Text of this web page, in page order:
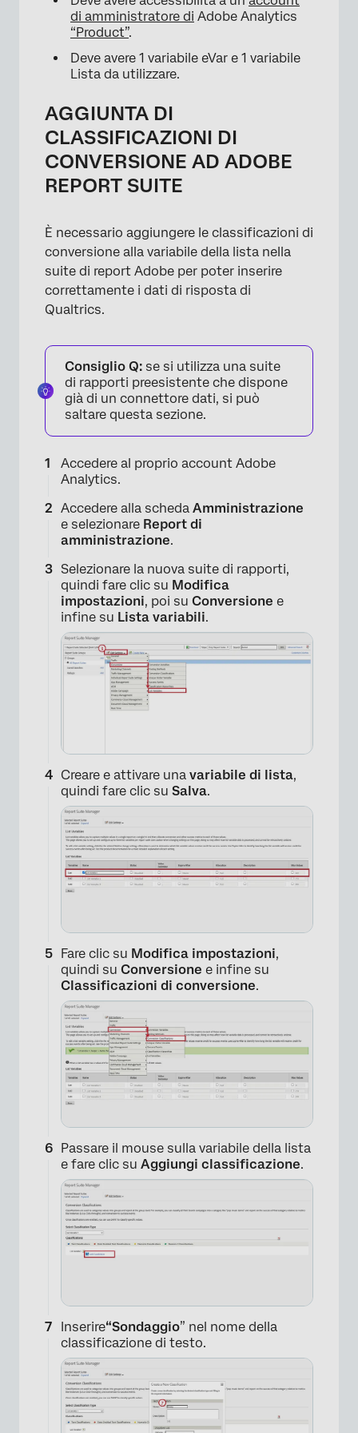
di amministratore di Adobe Analytics
“Product”.
Deve avere 1 variabile eVar e 1 variabile
Lista da utilizzare.
AGGIUNTA DI
CLASSIFICAZIONI DI
CONVERSIONE AD ADOBE
REPORT SUITE
È necessario aggiungere le classificazioni di
conversione alla variabile della lista nella
suite di report Adobe per poter inserire
correttamente i dati di risposta di
Qualtrics.
Consiglio Q: se si utilizza una suite
di rapporti preesistente che dispone
già di un connettore dati, si può
saltare questa sezione.
Accedere al proprio account Adobe
Analytics.
Accedere alla scheda Amministrazione
e selezionare Report di
amministrazione.
Selezionare la nuova suite di rapporti,
quindi fare clic su Modifica
impostazioni, poi su Conversione e
infine su Lista variabili.
×
Creare e attivare una variabile di lista,
quindi fare clic su Salva.
Fare clic su Modifica impostazioni,
quindi su Conversione e infine su
Classificazioni di conversione.
Passare il mouse sulla variabile della lista
e fare clic su Aggiungi classificazione.
Inserire“Sondaggio” nel nome della
classificazione di testo.